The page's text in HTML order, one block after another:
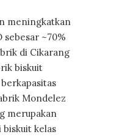
meningkatkan
sebesar ~70%
di Cikarang
biskuit
Mondelez
merupakan
biskuit kelas